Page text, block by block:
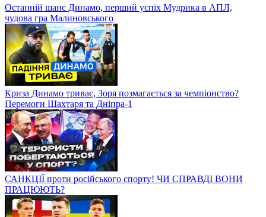
Останній шанс Динамо, перший успіх Мудрика в АПЛ,
чудова гра Малиновського
Криза Динамо триває, Зоря позмагається за чемпіонство?
Перемоги Шахтаря та Дніпра-1
САНКЦІЇ проти російського спорту! ЧИ СПРАВДІ ВОНИ
ПРАЦЮЮТЬ?